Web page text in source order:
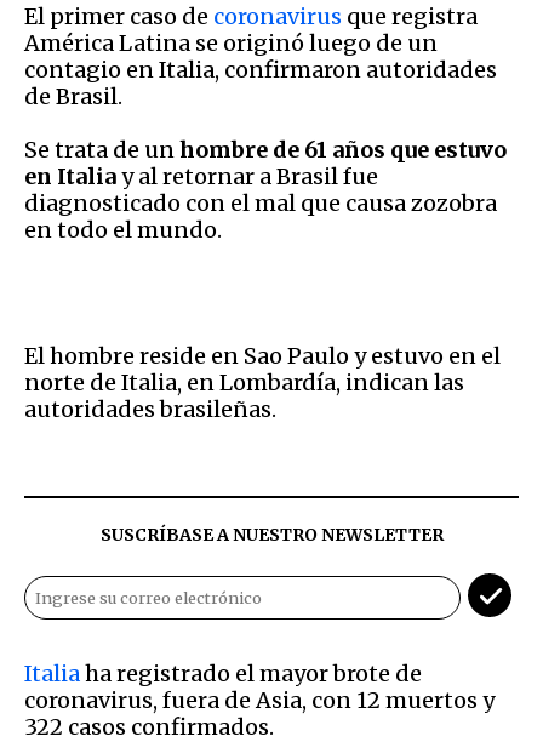
El primer caso de coronavirus que registra
América Latina se originó luego de un
contagio en Italia, confirmaron autoridades
de Brasil.
Se trata de unhombre de 61 años que estuvo
en Italiay al retornar a Brasil fue
diagnosticado con el mal que causa zozobra
en todo el mundo.
El hombre reside en Sao Paulo y estuvo en el
norte de Italia, en Lombardía, indican las
autoridades brasileñas.
SUSCRÍBASE A NUESTRO NEWSLETTER
Italiaha registrado el mayor brote de
coronavirus, fuera de Asia, con 12 muertos y
322 casos confirmados.